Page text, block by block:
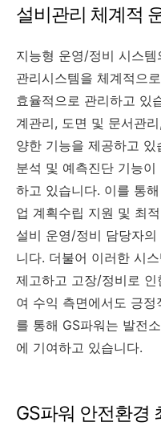
설비관리 체계적
지능형 운영/정비 시스
관리시스템을 체계적으
효율적으로 관리하고 있
계관리, 도면 및 문서관
양한 기능을 제공하고
분석 및 예측진단 기능
하고 있습니다. 이를 통
업 계획수립 지원 및 최
설비 운영/정비 담당자
니다. 더불어 이러한 시
제고하고 고장/정비로
여 수익 측면에서도 긍
를 통해 GS파워는 발전
에 기여하고 있습니다.
GS파워 안전환경